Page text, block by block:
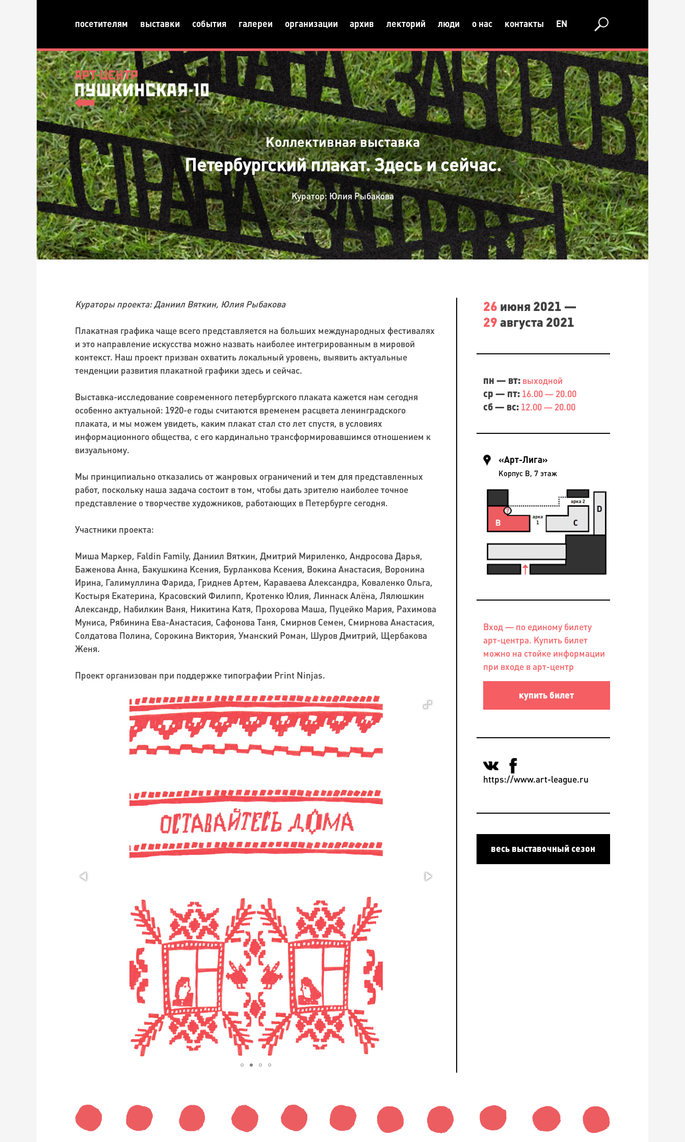
посетителям выставки события галереи организации архив лекторий люди о нас контакты EN
Коллективная выставка
Петербургский плакат. Здесь и сейчас.
Куратор: Юлия Рыбакова
Кураторы проекта: Даниил Вяткин, Юлия Рыбакова
Плакатная графика чаще всего представляется на больших международных фестивалях
и это направление искусства можно назвать наиболее интегрированным в мировой
контекст. Наш проект призван охватить локальный уровень, выявить актуальные
тенденции развития плакатной графики здесь и сейчас.
Выставка-исследование современного петербургского плаката кажется нам сегодня
особенно актуальной: 1920-е годы считаются временем расцвета ленинградского
плаката, и мы можем увидеть, каким плакат стал сто лет спустя, в условиях
информационного общества, с его кардинально трансформировавшимся отношением к
визуальному.
Мы принципиально отказались от жанровых ограничений и тем для представленных
работ, поскольку наша задача состоит в том, чтобы дать зрителю наиболее точное
представление о творчестве художников, работающих в Петербурге сегодня.
Участники проекта:
Миша Маркер, Faldin Family, Даниил Вяткин, Дмитрий Мириленко, Андросова Дарья,
Баженова Анна, Бакушкина Ксения, Бурланкова Ксения, Вокина Анастасия, Воронина
Ирина, Галимуллина Фарида, Гриднев Артем, Караваева Александра, Коваленко Ольга,
Костыря Екатерина, Красовский Филипп, Кротенко Юлия, Линнаск Алёна, Лялюшкин
Александр, Набилкин Ваня, Никитина Катя, Прохорова Маша, Пуцейко Мария, Рахимова
Муниса, Рябинина Ева-Анастасия, Сафонова Таня, Смирнов Семен, Смирнова Анастасия,
Солдатова Полина, Сорокина Виктория, Уманский Роман, Шуров Дмитрий, Щербакова
Женя.
Проект организован при поддержке типографии Print Ninjas.
26 июня 2021 —
29 августа 2021
пн — вт: выходной
ср — пт: 16.00 — 20.00
сб — вс: 12.00 — 20.00
«Арт-Лига»
Корпус B, 7 этаж
Вход — по единому билету
арт-центра. Купить билет
можно на стойке информации
при входе в арт-центр
купить билет
https://www.art-league.ru
весь выставочный сезон